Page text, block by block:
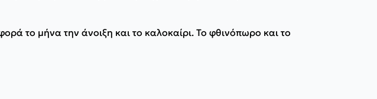
το μήνα την άνοιξη και το καλοκαίρι. Το φθινόπωρο και το